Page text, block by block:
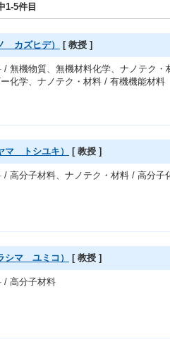
1-5件目
カズヒデ） [ 教授 ]
/ 無機物質、無機材料化学、ナノテク・
化学、ナノテク・材料 / 有機機能材料
トシユキ） [ 教授 ]
/ 高分子材料、ナノテク・材料 / 高分子
マ ユミコ） [ 教授 ]
/ 高分子材料